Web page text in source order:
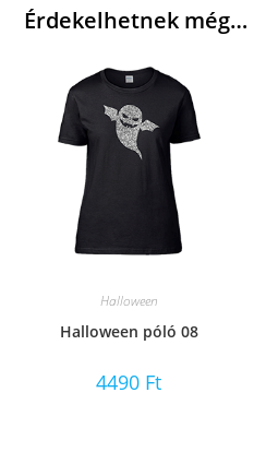
Érdekelhetnek még…
Halloween
Halloween póló 08
4490 Ft